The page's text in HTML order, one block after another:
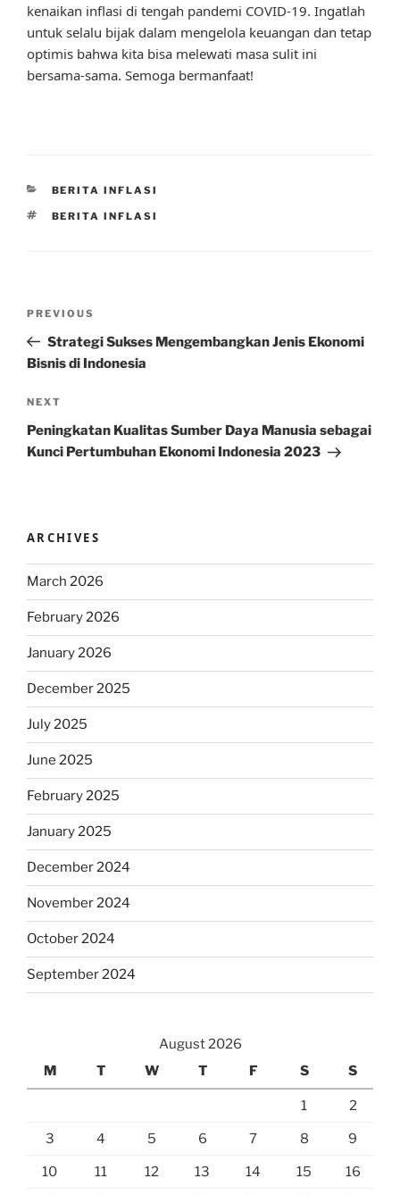
kenaikan inflasi di tengah pandemi COVID-19. Ingatlah
untuk selalu bijak dalam mengelola keuangan dan tetap
optimis bahwa kita bisa melewati masa sulit ini
bersama-sama. Semoga bermanfaat!
CATEGORIES
BERITA INFLASI
TAGS
BERITA INFLASI
Previous
Post
PREVIOUS
Strategi Sukses Mengembangkan Jenis Ekonomi
Bisnis di Indonesia
Next
Post
NEXT
Peningkatan Kualitas Sumber Daya Manusia sebagai
Kunci Pertumbuhan Ekonomi Indonesia 2023
ARCHIVES
March 2026
February 2026
January 2026
December 2025
July 2025
June 2025
February 2025
January 2025
December 2024
November 2024
October 2024
September 2024
August 2026
M
T W T F S S
1 2
3 4 5 6 7 8 9
10 11 12 13 14 15 16